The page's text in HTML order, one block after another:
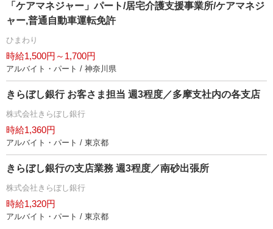
「ケアマネジャー」パート/居宅介護支援事業所/ケアマネジ
ャー,普通自動車運転免許
ひまわり
時給1,500円～1,700円
アルバイト・パート / 神奈川県
きらぼし銀行 お客さま担当 週3程度／多摩支社内の各支店
株式会社きらぼし銀行
時給1,360円
アルバイト・パート / 東京都
きらぼし銀行の支店業務 週3程度／南砂出張所
株式会社きらぼし銀行
時給1,320円
アルバイト・パート / 東京都